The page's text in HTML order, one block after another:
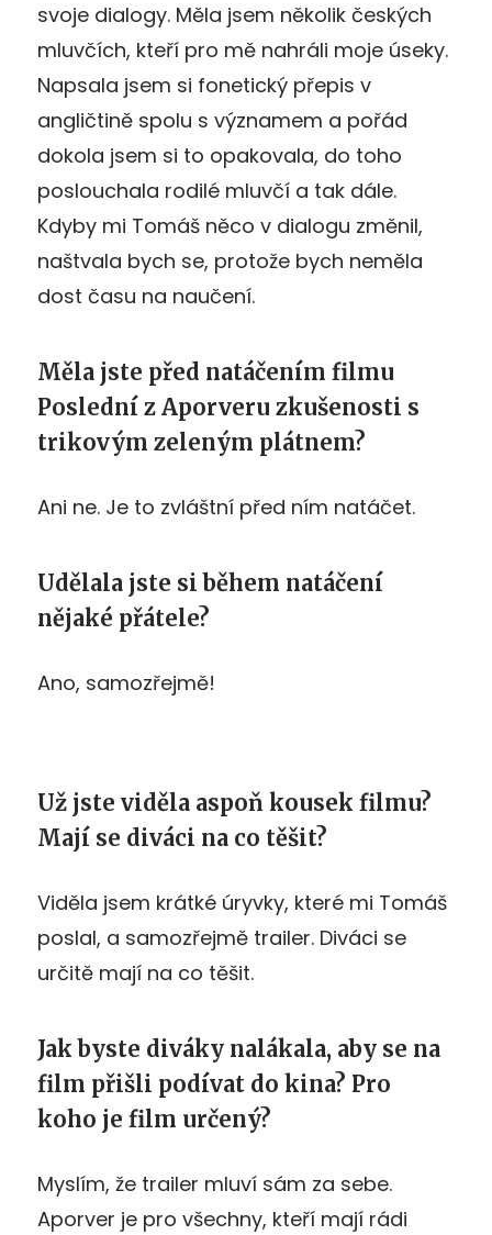
svoje dialogy. Měla jsem několik českých
mluvčích, kteří pro mě nahráli moje úseky.
Napsala jsem si fonetický přepis v
angličtině spolu s významem a pořád
dokola jsem si to opakovala, do toho
poslouchala rodilé mluvčí a tak dále.
Kdyby mi Tomáš něco v dialogu změnil,
naštvala bych se, protože bych neměla
dost času na naučení.
Měla jste před natáčením filmu
Poslední z Aporveru zkušenosti s
trikovým zeleným plátnem?
Ani ne. Je to zvláštní před ním natáčet.
Udělala jste si během natáčení
nějaké přátele?
Ano, samozřejmě!
Už jste viděla aspoň kousek filmu?
Mají se diváci na co těšit?
Viděla jsem krátké úryvky, které mi Tomáš
poslal, a samozřejmě trailer. Diváci se
určitě mají na co těšit.
Jak byste diváky nalákala, aby se na
film přišli podívat do kina? Pro
koho je film určený?
Myslím, že trailer mluví sám za sebe.
Aporver je pro všechny, kteří mají rádi